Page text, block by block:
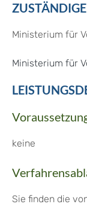
ZUSTÄNDIGE
Ministerium für
Ministerium für
keine
Sie finden die